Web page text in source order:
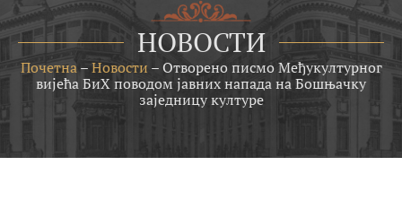
НОВОСТИ
Почетна–Новости –Отворено писмо Међукултурног
вијећа БиХ поводом јавних напада на Бошњачку
заједницу културе